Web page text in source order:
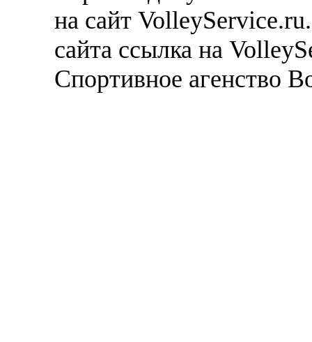
на сайт
сайта ссылка на
Спортивное агенство